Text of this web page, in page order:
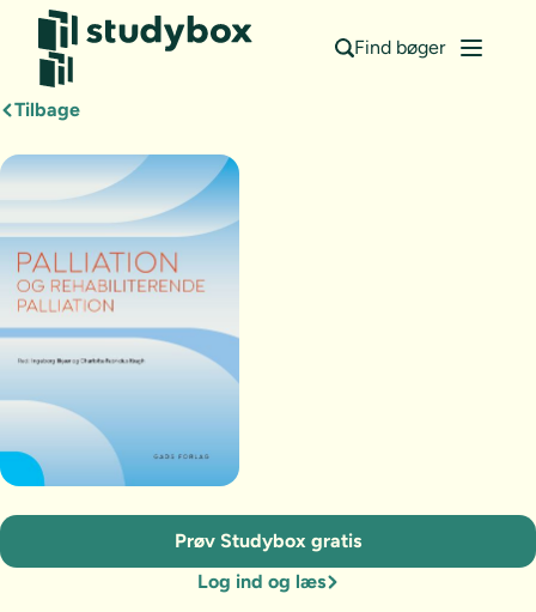
Find bøger
Tilbage
Prøv Studybox gratis
Log ind og læs